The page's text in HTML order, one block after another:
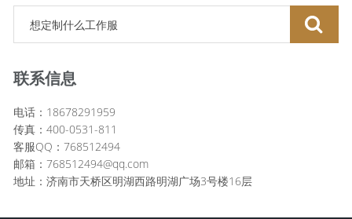
联系信息
电话：18678291959
传真：400-0531-811
客服QQ：768512494
邮箱：768512494@qq.com
地址：济南市天桥区明湖西路明湖广场3号楼16层